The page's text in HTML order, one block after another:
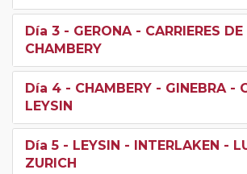
Día 3 - GERONA - CARRIERES
CHAMBERY
Día 4 - CHAMBERY - GINEBRA -
LEYSIN
Día 5 - LEYSIN - INTERLAKEN -
ZURICH